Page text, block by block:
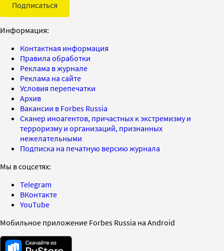
Подписаться
Информация:
Контактная информация
Правила обработки
Реклама в журнале
Реклама на сайте
Условия перепечатки
Архив
Вакансии в Forbes Russia
Сканер иноагентов, причастных к экстремизму и
терроризму и организаций, признанных
нежелательными
Подписка на печатную версию журнала
Мы в соцсетях:
Telegram
ВКонтакте
YouTube
Мобильное приложение Forbes Russia на Android